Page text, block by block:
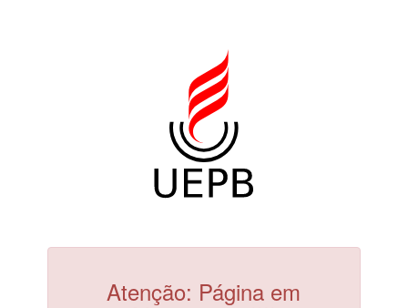
Atenção: Página em